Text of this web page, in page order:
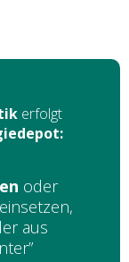
erfolgt
oder
aus